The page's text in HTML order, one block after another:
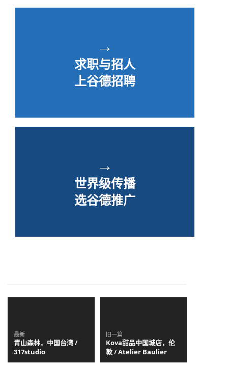
→
求职与招人
上谷德招聘
→
世界级传播
选谷德推广
最新
青山森林，中国台湾 /
317studio
旧一篇
Kova甜品中国城店，伦
敦 / Atelier Baulier